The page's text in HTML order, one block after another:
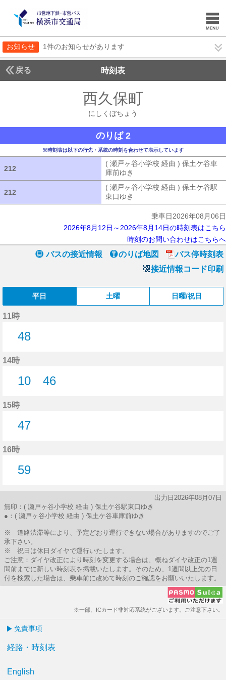
お知らせ 1件のお知らせがあります
戻る 時刻表
西久保町
にしくぼちょう
のりば 2
※時刻表は以下の行先・系統の時刻を合わせて表示しています
212
( 瀬戸ヶ谷小学校 経由 ) 保土ケ谷車
庫前ゆき
212
( 瀬戸ヶ谷小学校 経由 ) 保土ケ谷駅
東口ゆき
乗車日2026年08月06日
2026年8月12日～2026年8月14日の時刻表はこちら
時刻のお問い合わせはこちらへ
バスの接近情報 のりば地図
バス停時刻表
接近情報コード印刷
平日 土曜 日曜/祝日
11時
48
14時
10
46
15時
47
16時
59
出力日2026年08月07日
無印：( 瀬戸ヶ谷小学校 経由 ) 保土ケ谷駅東口ゆき
●：( 瀬戸ヶ谷小学校 経由 ) 保土ケ谷車庫前ゆき
※ 道路渋滞等により、予定どおり運行できない場合がありますのでご了
承下さい。
※ 祝日は休日ダイヤで運行いたします。
ご注意：ダイヤ改正により時刻を変更する場合は、概ねダイヤ改正の1週
間前までに新しい時刻表を掲載いたします。そのため、1週間以上先の日
付を検索した場合は、乗車前に改めて時刻のご確認をお願いいたします。
※一部、ICカード非対応系統がございます。ご注意下さい。
免責事項
経路・時刻表
English